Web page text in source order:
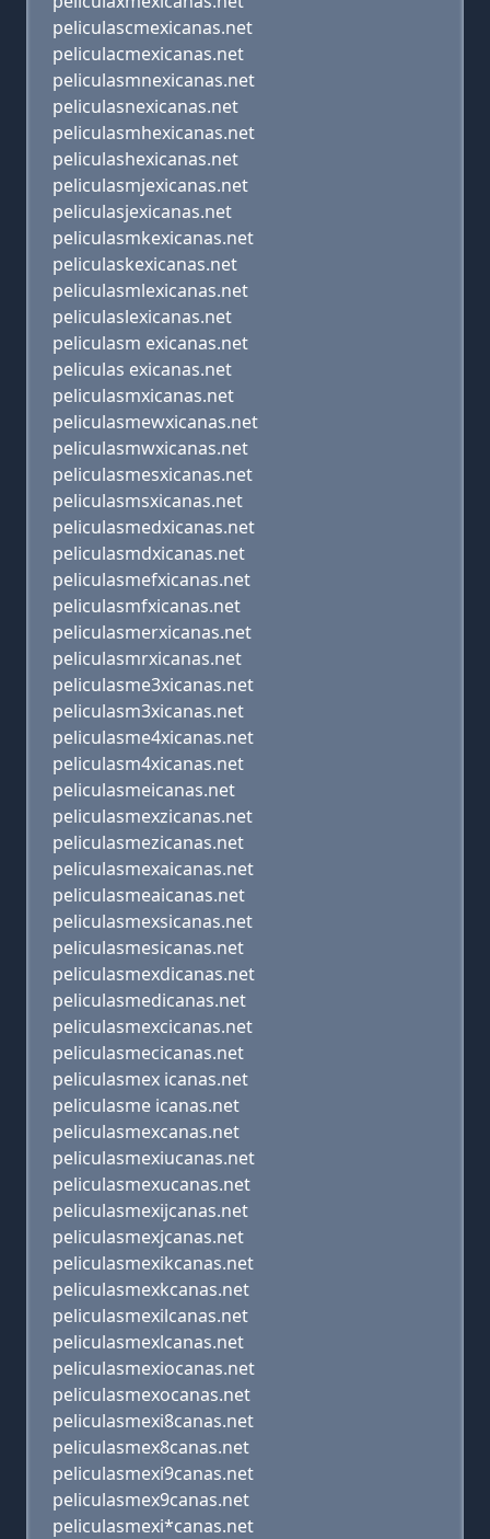
peliculascmexicanas.net
peliculacmexicanas.net
peliculasmnexicanas.net
peliculasnexicanas.net
peliculasmhexicanas.net
peliculashexicanas.net
peliculasmjexicanas.net
peliculasjexicanas.net
peliculasmkexicanas.net
peliculaskexicanas.net
peliculasmlexicanas.net
peliculaslexicanas.net
peliculasm exicanas.net
peliculas exicanas.net
peliculasmxicanas.net
peliculasmewxicanas.net
peliculasmwxicanas.net
peliculasmesxicanas.net
peliculasmsxicanas.net
peliculasmedxicanas.net
peliculasmdxicanas.net
peliculasmefxicanas.net
peliculasmfxicanas.net
peliculasmerxicanas.net
peliculasmrxicanas.net
peliculasme3xicanas.net
peliculasm3xicanas.net
peliculasme4xicanas.net
peliculasm4xicanas.net
peliculasmeicanas.net
peliculasmexzicanas.net
peliculasmezicanas.net
peliculasmexaicanas.net
peliculasmeaicanas.net
peliculasmexsicanas.net
peliculasmesicanas.net
peliculasmexdicanas.net
peliculasmedicanas.net
peliculasmexcicanas.net
peliculasmecicanas.net
peliculasmex icanas.net
peliculasme icanas.net
peliculasmexcanas.net
peliculasmexiucanas.net
peliculasmexucanas.net
peliculasmexijcanas.net
peliculasmexjcanas.net
peliculasmexikcanas.net
peliculasmexkcanas.net
peliculasmexilcanas.net
peliculasmexlcanas.net
peliculasmexiocanas.net
peliculasmexocanas.net
peliculasmexi8canas.net
peliculasmex8canas.net
peliculasmexi9canas.net
peliculasmex9canas.net
peliculasmexi*canas.net